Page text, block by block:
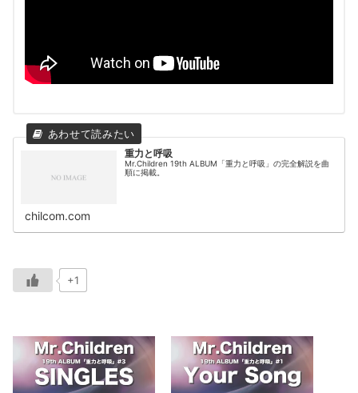
重力と呼吸
Mr.Children 19th ALBUM「重力と呼吸」の完全解説を曲
順に掲載。
chilcom.com
+1